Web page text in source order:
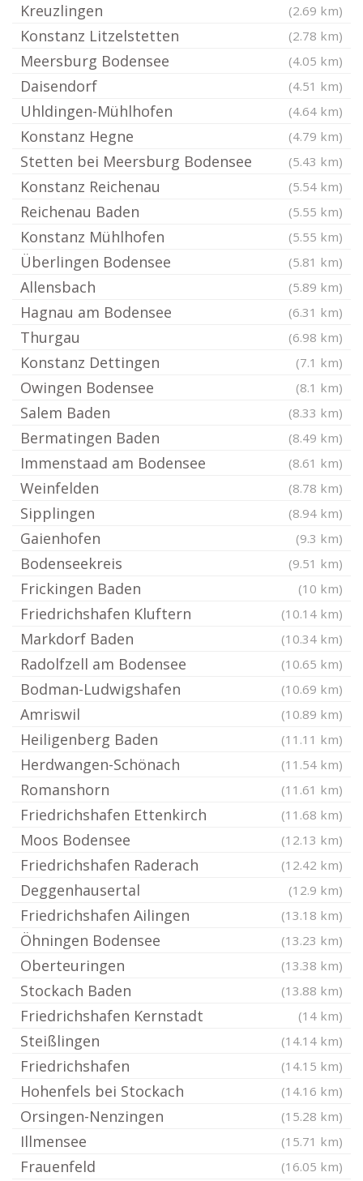
Kreuzlingen (2.69 km)
Konstanz Litzelstetten (2.78 km)
Meersburg Bodensee (4.05 km)
Daisendorf (4.51 km)
Uhldingen-Mühlhofen (4.64 km)
Konstanz Hegne (4.79 km)
Stetten bei Meersburg Bodensee (5.43 km)
Konstanz Reichenau (5.54 km)
Reichenau Baden (5.55 km)
Konstanz Mühlhofen (5.55 km)
Überlingen Bodensee (5.81 km)
Allensbach (5.89 km)
Hagnau am Bodensee (6.31 km)
Thurgau (6.98 km)
Konstanz Dettingen (7.1 km)
Owingen Bodensee (8.1 km)
Salem Baden (8.33 km)
Bermatingen Baden (8.49 km)
Immenstaad am Bodensee (8.61 km)
Weinfelden (8.78 km)
Sipplingen (8.94 km)
Gaienhofen (9.3 km)
Bodenseekreis (9.51 km)
Frickingen Baden (10 km)
Friedrichshafen Kluftern (10.14 km)
Markdorf Baden (10.34 km)
Radolfzell am Bodensee (10.65 km)
Bodman-Ludwigshafen (10.69 km)
Amriswil (10.89 km)
Heiligenberg Baden (11.11 km)
Herdwangen-Schönach (11.54 km)
Romanshorn (11.61 km)
Friedrichshafen Ettenkirch (11.68 km)
Moos Bodensee (12.13 km)
Friedrichshafen Raderach (12.42 km)
Deggenhausertal (12.9 km)
Friedrichshafen Ailingen (13.18 km)
Öhningen Bodensee (13.23 km)
Oberteuringen (13.38 km)
Stockach Baden (13.88 km)
Friedrichshafen Kernstadt (14 km)
Steißlingen (14.14 km)
Friedrichshafen (14.15 km)
Hohenfels bei Stockach (14.16 km)
Orsingen-Nenzingen (15.28 km)
Illmensee (15.71 km)
Frauenfeld (16.05 km)